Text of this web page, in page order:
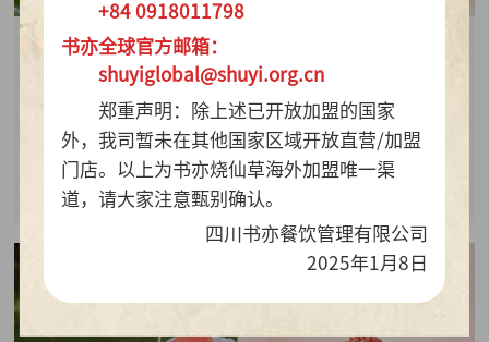
2026-07-28
质价比持续热销
查看详情
+84 0918011798
书亦全球官方邮箱：
shuyiglobal@shuyi.org.cn
郑重声明：除上述已开放加盟的国家
外，我司暂未在其他国家区域开放直营/加盟
门店。以上为书亦烧仙草海外加盟唯一渠
道，请大家注意甄别确认。
四川书亦餐饮管理有限公司
2025年1月8日